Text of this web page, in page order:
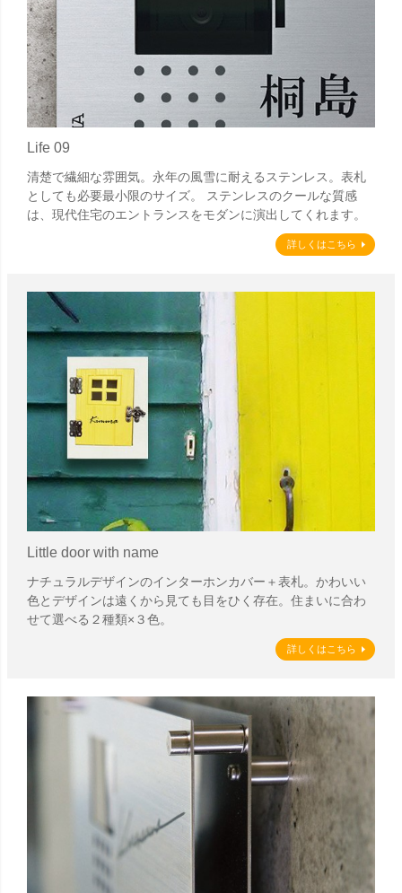
Life 09
清楚で繊細な雰囲気。永年の風雪に耐えるステンレス。表札
としても必要最小限のサイズ。 ステンレスのクールな質感
は、現代住宅のエントランスをモダンに演出してくれます。
詳しくはこちら
Little door with name
ナチュラルデザインのインターホンカバー＋表札。かわいい
色とデザインは遠くから見ても目をひく存在。住まいに合わ
せて選べる２種類×３色。
詳しくはこちら